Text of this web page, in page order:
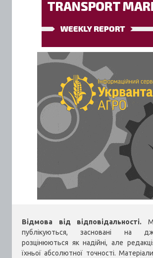
Відмова від відповідальності.
публікуються, засновані на
розцінюються як надійні, але
їхньої абсолютної точності.